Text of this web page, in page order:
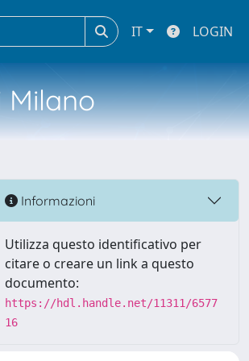
IT LOGIN
Informazioni
Utilizza questo identificativo per
citare o creare un link a questo
documento:
https://hdl.handle.net/11311/6577
16